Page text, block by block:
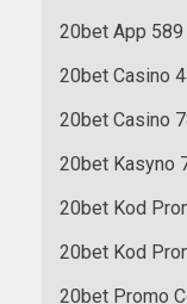
20bet App 589
20bet Casino
20bet Casino
20bet Kasyno
20bet Kod
20bet Kod
20bet Promo